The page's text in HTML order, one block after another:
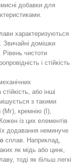
добавки для
характеризуються
Звичайні домішки
чистоти
і стійкість
або інші
з такими
кремнію (І),
із цих елементів
додавання неминуче
сплав. Наприклад,
як мідь або цинк,
тоді як більш легкі